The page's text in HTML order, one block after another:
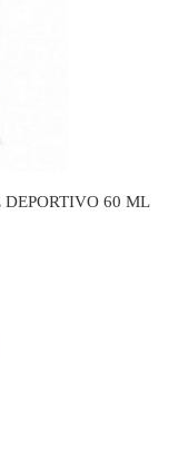
60 ML